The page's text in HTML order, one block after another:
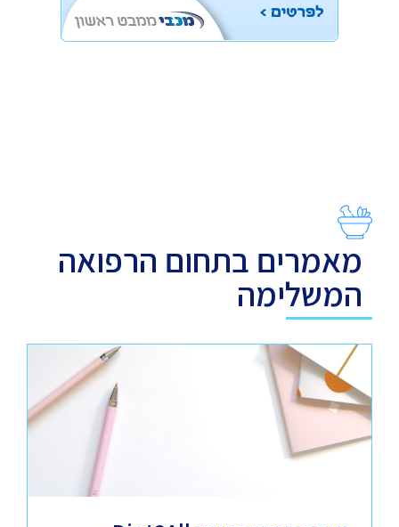
מאמרים בתחום הרפואה
המשלימה